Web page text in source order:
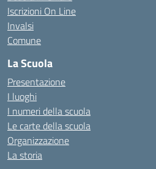
Iscrizioni On Line
Invalsi
Comune
La Scuola
Presentazione
I luoghi
I numeri della scuola
Le carte della scuola
Organizzazione
La storia